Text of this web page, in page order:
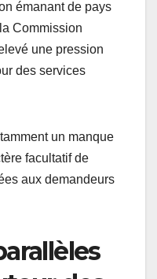
émanant de pays
Commission
une pression
des services
un manque
facultatif de
aux demandeurs